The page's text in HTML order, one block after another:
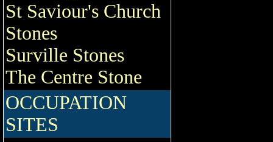
St Saviour's Church
Stones
Surville Stones
The Centre Stone
OCCUPATION
SITES